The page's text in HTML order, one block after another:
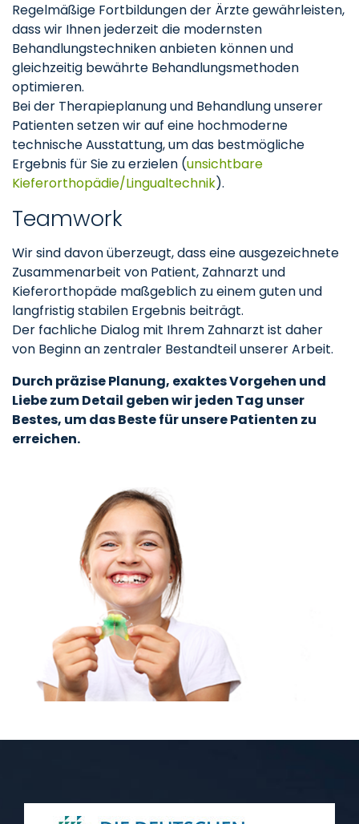
Regelmäßige Fortbildungen der Ärzte gewährleisten,
dass wir Ihnen jederzeit die modernsten
Behandlungstechniken anbieten können und
gleichzeitig bewährte Behandlungsmethoden
optimieren.
Bei der Therapieplanung und Behandlung unserer
Patienten setzen wir auf eine hochmoderne
technische Ausstattung, um das bestmögliche
Ergebnis für Sie zu erzielen (unsichtbare
Kieferorthopädie/Lingualtechnik).
Teamwork
Wir sind davon überzeugt, dass eine ausgezeichnete
Zusammenarbeit von Patient, Zahnarzt und
Kieferorthopäde maßgeblich zu einem guten und
langfristig stabilen Ergebnis beiträgt.
Der fachliche Dialog mit Ihrem Zahnarzt ist daher
von Beginn an zentraler Bestandteil unserer Arbeit.
Durch präzise Planung, exaktes Vorgehen und
Liebe zum Detail geben wir jeden Tag unser
Bestes, um das Beste für unsere Patienten zu
erreichen.